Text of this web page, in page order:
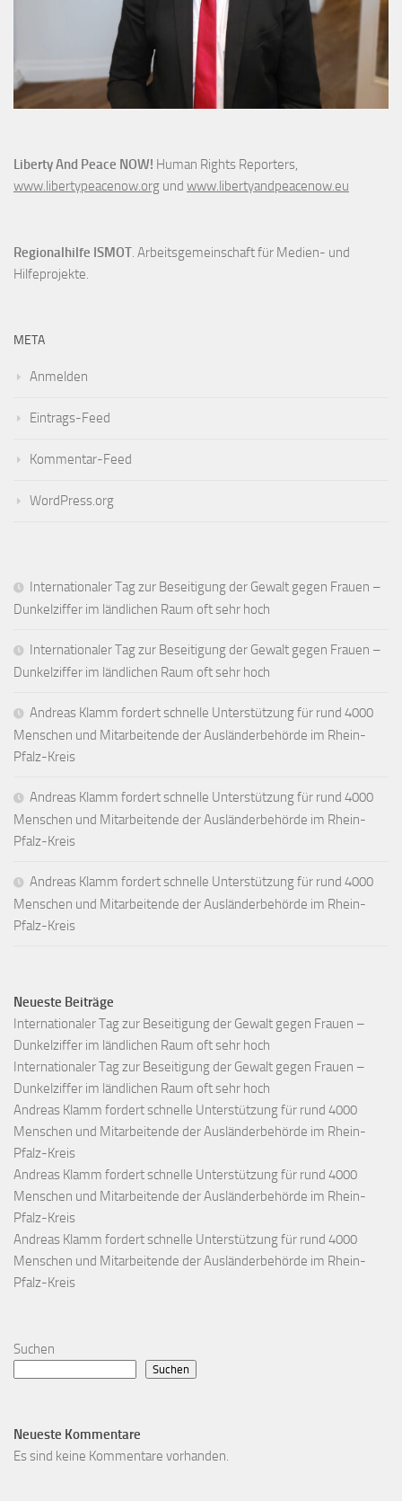
Liberty And Peace NOW! Human Rights Reporters,
www.libertypeacenow.org und www.libertyandpeacenow.eu
Regionalhilfe ISMOT. Arbeitsgemeinschaft für Medien- und
Hilfeprojekte.
META
Anmelden
Eintrags-Feed
Kommentar-Feed
WordPress.org
Internationaler Tag zur Beseitigung der Gewalt gegen Frauen –
Dunkelziffer im ländlichen Raum oft sehr hoch
Internationaler Tag zur Beseitigung der Gewalt gegen Frauen –
Dunkelziffer im ländlichen Raum oft sehr hoch
Andreas Klamm fordert schnelle Unterstützung für rund 4000
Menschen und Mitarbeitende der Ausländerbehörde im Rhein-
Pfalz-Kreis
Andreas Klamm fordert schnelle Unterstützung für rund 4000
Menschen und Mitarbeitende der Ausländerbehörde im Rhein-
Pfalz-Kreis
Andreas Klamm fordert schnelle Unterstützung für rund 4000
Menschen und Mitarbeitende der Ausländerbehörde im Rhein-
Pfalz-Kreis
Neueste Beiträge
Internationaler Tag zur Beseitigung der Gewalt gegen Frauen –
Dunkelziffer im ländlichen Raum oft sehr hoch
Internationaler Tag zur Beseitigung der Gewalt gegen Frauen –
Dunkelziffer im ländlichen Raum oft sehr hoch
Andreas Klamm fordert schnelle Unterstützung für rund 4000
Menschen und Mitarbeitende der Ausländerbehörde im Rhein-
Pfalz-Kreis
Andreas Klamm fordert schnelle Unterstützung für rund 4000
Menschen und Mitarbeitende der Ausländerbehörde im Rhein-
Pfalz-Kreis
Andreas Klamm fordert schnelle Unterstützung für rund 4000
Menschen und Mitarbeitende der Ausländerbehörde im Rhein-
Pfalz-Kreis
Suchen
Suchen
Neueste Kommentare
Es sind keine Kommentare vorhanden.